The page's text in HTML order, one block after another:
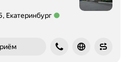
Екатеринбург
3,6 км